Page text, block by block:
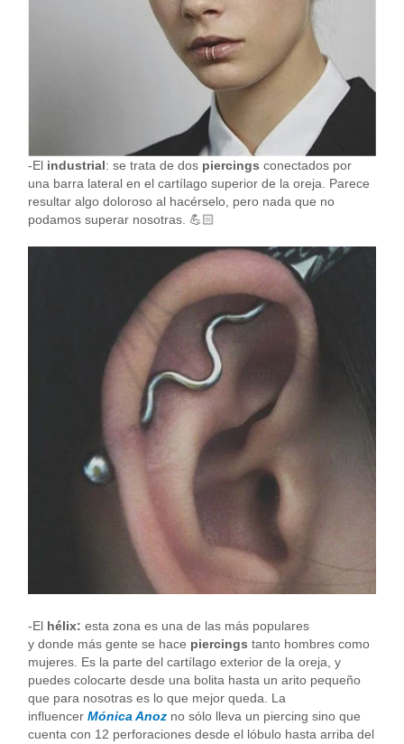
-El industrial: se trata de dos piercingsconectados por
una barra lateral en el cartílago superior de la oreja. Parece
resultar algo doloroso al hacérselo, pero nada que no
podamos superar nosotras. 💪🏻
-El hélix: esta zona es una de las más populares
y donde más gente se hace piercings tanto hombres como
mujeres. Es la parte del cartílago exterior de la oreja, y
puedes colocarte desde una bolita hasta un arito pequeño
que para nosotras es lo que mejor queda. La
influencerMónica Anoz no sólo lleva un piercing sino que
cuenta con 12 perforaciones desde el lóbulo hasta arriba del